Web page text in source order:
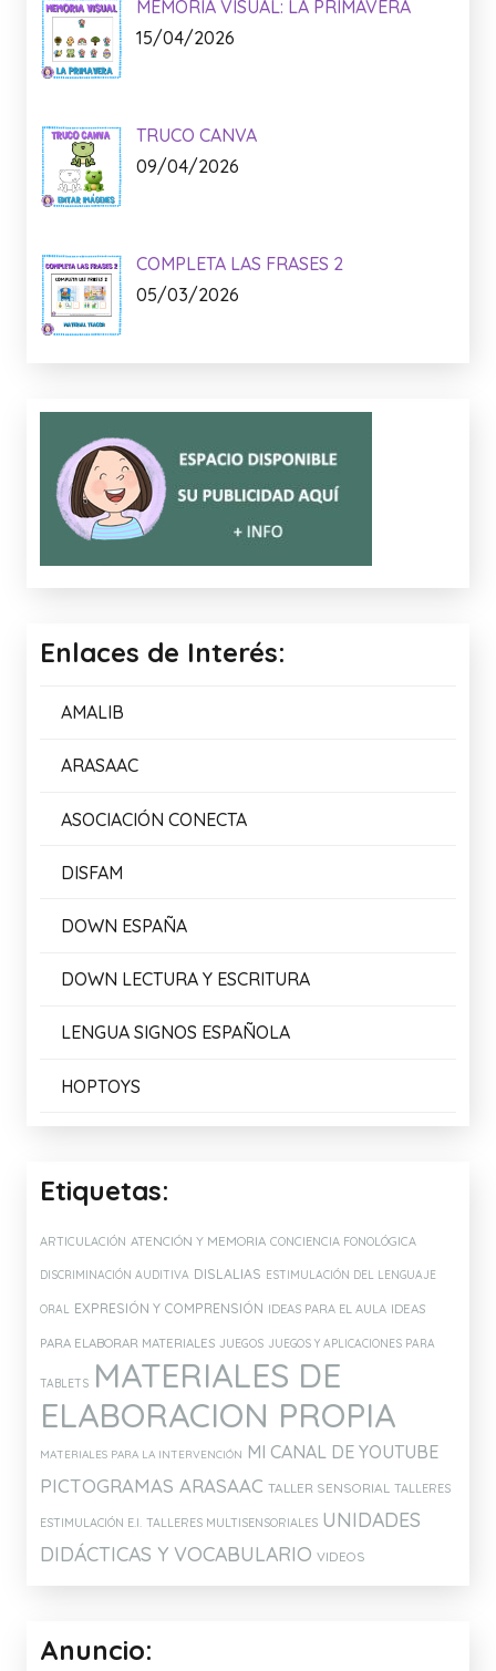
MEMORIA VISUAL: LA PRIMAVERA
15/04/2026
TRUCO CANVA
09/04/2026
COMPLETA LAS FRASES 2
05/03/2026
Enlaces de Interés:
AMALIB
ARASAAC
ASOCIACIÓN CONECTA
DISFAM
DOWN ESPAÑA
DOWN LECTURA Y ESCRITURA
LENGUA SIGNOS ESPAÑOLA
HOPTOYS
Etiquetas:
ARTICULACIÓN ATENCIÓN Y MEMORIA CONCIENCIA FONOLÓGICA
DISCRIMINACIÓN AUDITIVA DISLALIAS ESTIMULACIÓN DEL LENGUAJE
ORAL EXPRESIÓN Y COMPRENSIÓN IDEAS PARA EL AULA IDEAS
PARA ELABORAR MATERIALES JUEGOS JUEGOS Y APLICACIONES PARA
TABLETS MATERIALES DE
ELABORACION PROPIA
MATERIALES PARA LA INTERVENCIÓN MI CANAL DE YOUTUBE
PICTOGRAMAS ARASAAC TALLER SENSORIAL TALLERES
ESTIMULACIÓN E.I. TALLERES MULTISENSORIALES UNIDADES
DIDÁCTICAS Y VOCABULARIO VIDEOS
Anuncio: